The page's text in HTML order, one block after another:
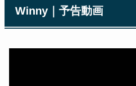
Winny｜予告動画